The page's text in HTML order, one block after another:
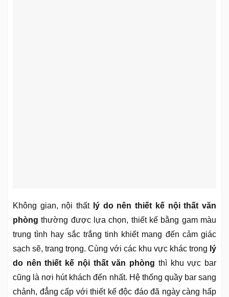
Không gian, nội thất lý do nên thiết kế nội thất văn
phòng thường được lựa chọn, thiết kế bằng gam màu
trung tình hay sắc trắng tinh khiết mang đến cảm giác
sạch sẽ, trang trọng. Cùng với các khu vực khác trong lý
do nên thiết kế nội thất văn phòng thì khu vực bar
cũng là nơi hút khách đến nhất. Hệ thống quầy bar sang
chảnh, đẳng cấp với thiết kế độc đáo đã ngày càng hấp